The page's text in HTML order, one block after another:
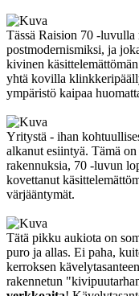
Tässä Raision 70 -luvulla
postmodernismiksi, ja
kivinen
yhtä kovilla
ympäristö kaipaa
Yritystä - ihan
alkanut esiintyä. Tämä
rakennuksia, 70 -luvun
kovettanut
värjääntymät.
Tätä pikku aukiota on
puro ja allas. Ei paha,
kerroksen
rakennetun